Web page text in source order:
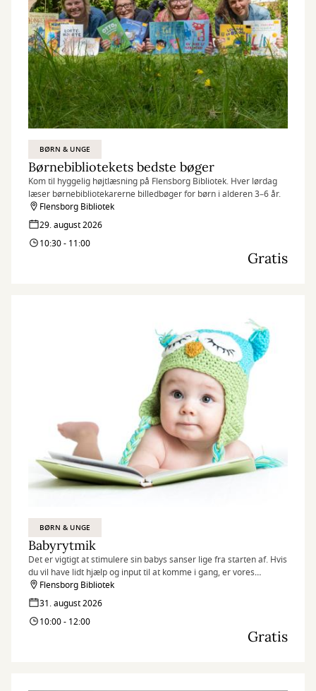
BØRN & UNGE
Børnebibliotekets bedste bøger
Kom til hyggelig højtlæsning på Flensborg Bibliotek. Hver lørdag
læser børnebibliotekarerne billedbøger for børn i alderen 3–6 år.
Flensborg Bibliotek
29. august 2026
10:30 - 11:00
Gratis
BØRN & UNGE
Babyrytmik
Det er vigtigt at stimulere sin babys sanser lige fra starten af. Hvis
du vil have lidt hjælp og input til at komme i gang, er vores
babyrytmik-sessions på biblioteket måske det rigtige tilbud til dig.
Husk at tilmelde dig senest dagen før!
Flensborg Bibliotek
31. august 2026
10:00 - 12:00
Gratis